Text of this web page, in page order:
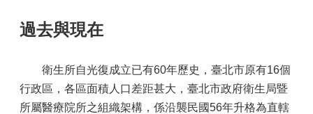
過去與現在
衛生所自光復成立已有60年歷史，臺北市原有16個
行政區，各區面積人口差距甚大，臺北市政府衛生局暨
所屬醫療院所之組織架構，係沿襲民國56年升格為直轄